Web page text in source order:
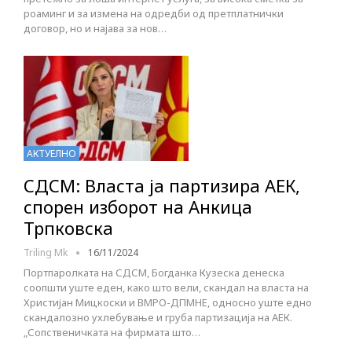
роаминг и за измена на одредби од претплатнички
договор, но и најава за нов…
АКТУЕЛНО
СДСМ: Власта ја партизира АЕК,
спорен изборот на Анкица
Трпковска
Triling Mk 16/11/2024
Портпаролката на СДСМ, Богданка Кузеска денеска
соопшти уште еден, како што вели, скандал на власта на
Христијан Мицкоски и ВМРО-ДПМНЕ, односно уште едно
скандалозно ухлебување и груба партизација на АЕК.
„Сопственичката на фирмата што…